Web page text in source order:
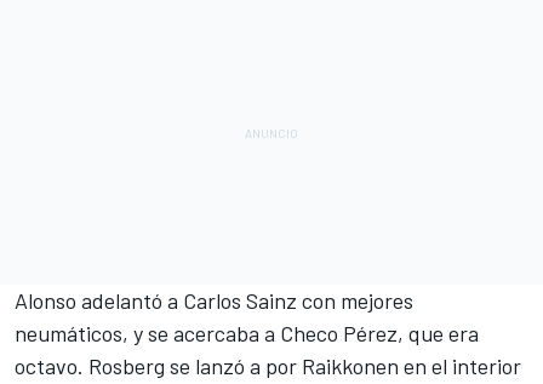
Alonso adelantó a Carlos Sainz con mejores
neumáticos, y se acercaba a Checo Pérez, que era
octavo. Rosberg se lanzó a por Raikkonen en el interior